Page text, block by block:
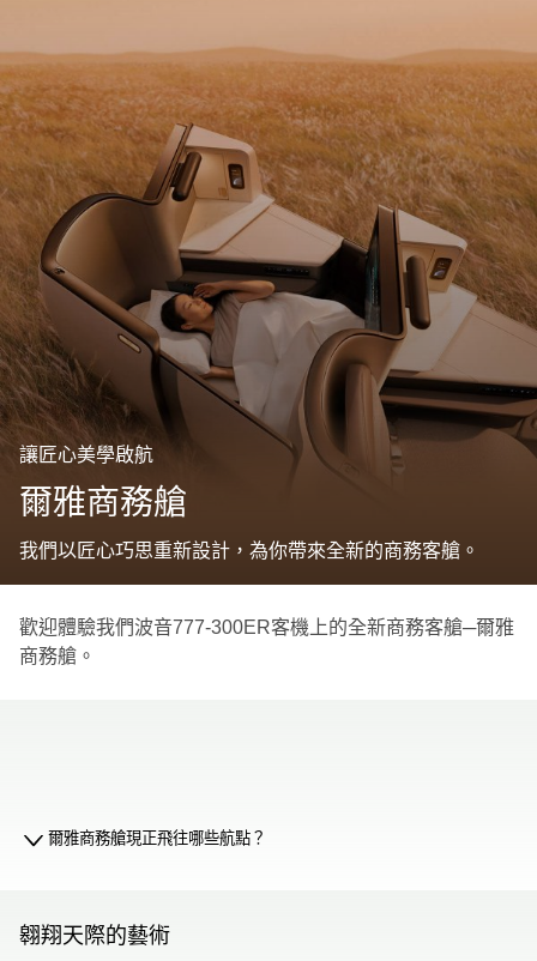
讓匠心美學啟航
爾雅商務艙
我們以匠心巧思重新設計，為你帶來全新的商務客艙。
歡迎體驗我們波音777-300ER客機上的全新商務客艙─爾雅
商務艙。
爾雅商務艙現正飛往哪些航點？
翱翔天際的藝術